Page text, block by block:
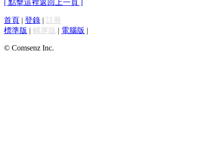
[ 點擊這裡返回上一頁 ]
首頁 | 登錄 | 註冊
標準版 | 觸屏版 | 電腦版 |
© Comsenz Inc.